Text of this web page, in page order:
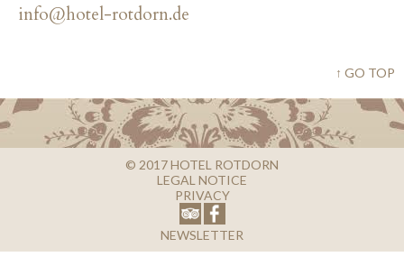
info@hotel-rotdorn.de
↑ GO TOP
© 2017HOTEL ROTDORN
LEGAL NOTICE
PRIVACY
NEWSLETTER